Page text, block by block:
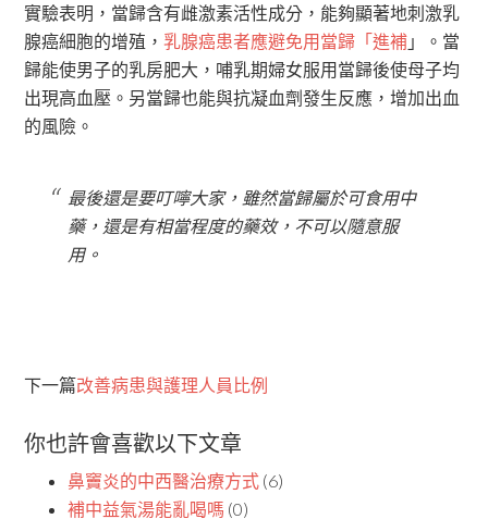
實驗表明，當歸含有雌激素活性成分，能夠顯著地刺激乳
腺癌細胞的增殖， 乳腺癌患者應避免用當歸「進補 」。當
歸能使男子的乳房肥大，哺乳期婦女服用當歸後使母子均
出現高血壓。另當歸也能與抗凝血劑發生反應，增加出血
的風險。
最後還是要叮嚀大家，雖然當歸屬於可食用中
藥，還是有相當程度的藥效，不可以隨意服
用。
下一篇改善病患與護理人員比例
你也許會喜歡以下文章
鼻竇炎的中西醫治療方式 (6)
補中益氣湯能亂喝嗎 (0)